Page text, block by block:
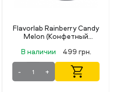
Flavorlab Rainberry Apple
Grape (Яблоко
В наличии 499 грн.
- +